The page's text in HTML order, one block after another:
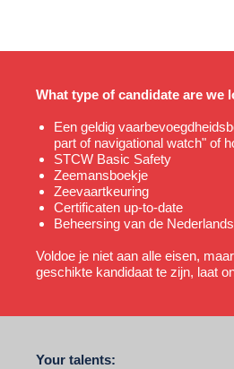
What type of candidate are we
Een geldig
part of navigational watch" of
STCW Basic Safety
Zeemansboekje
Zeevaartkeuring
Certificaten up-to-date
Beheersing van de
Voldoe je niet aan alle eisen,
geschikte kandidaat te zijn, laat
Your talents: